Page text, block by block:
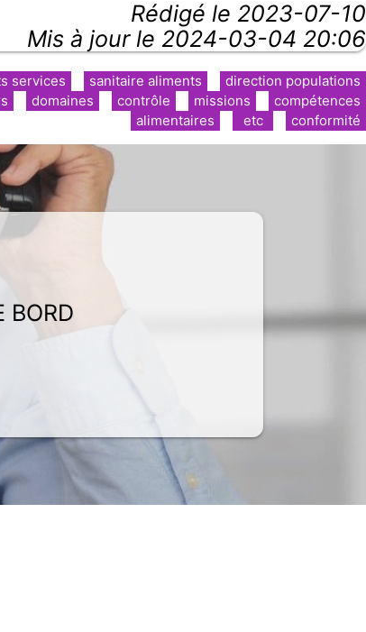
Rédigé le 2023-07-10
Mis à jour le 2024-03-04 20:06
direction populations
sanitaire aliments
services
compétences
missions
contrôle
domaines
conformité
etc
alimentaires
BORD